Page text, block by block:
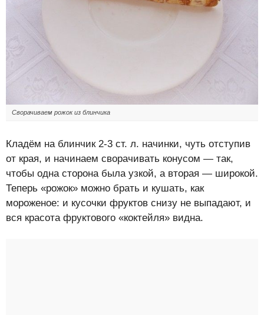
Сворачиваем рожок из блинчика
Кладём на блинчик 2-3 ст. л. начинки, чуть отступив
от края, и начинаем сворачивать конусом — так,
чтобы одна сторона была узкой, а вторая — широкой.
Теперь «рожок» можно брать и кушать, как
мороженое: и кусочки фруктов снизу не выпадают, и
вся красота фруктового «коктейля» видна.